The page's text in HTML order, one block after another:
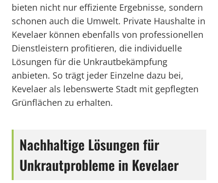
bieten nicht nur effiziente Ergebnisse, sondern
schonen auch die Umwelt. Private Haushalte in
Kevelaer können ebenfalls von professionellen
Dienstleistern profitieren, die individuelle
Lösungen für die Unkrautbekämpfung
anbieten. So trägt jeder Einzelne dazu bei,
Kevelaer als lebenswerte Stadt mit gepflegten
Grünflächen zu erhalten.
Nachhaltige Lösungen für
Unkrautprobleme in Kevelaer